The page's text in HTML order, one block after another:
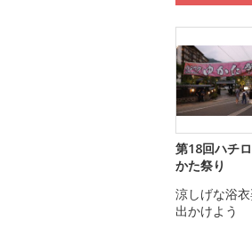
第18回ハチ
かた祭り
涼しげな浴
出かけよう